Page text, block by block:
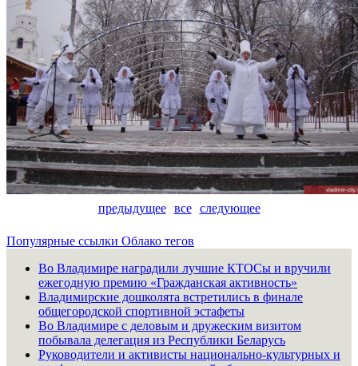
предыдущее все следующее
Популярные ссылки Облако тегов
Во Владимире наградили лучшие КТОСы и вручили
ежегодную премию «Гражданская активность»
Владимирские дошколята встретились в финале
общегородской спортивной эстафеты
Во Владимире с деловым и дружеским визитом
побывала делегация из Республики Беларусь
Руководители и активисты национально-культурных и